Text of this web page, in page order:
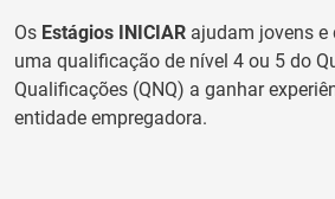
Os Estágios INICIAR ajudam jovens e
uma qualificação de nível 4 ou 5 do
Qualificações (QNQ) a ganhar
entidade empregadora.